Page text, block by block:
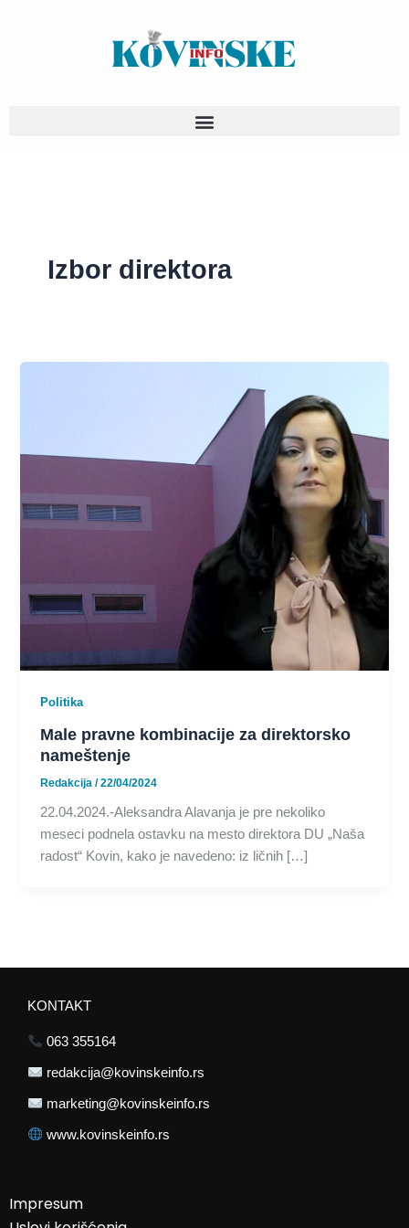
Izbor direktora
Politika
Male pravne kombinacije za direktorsko
nameštenje
Redakcija/22/04/2024
22.04.2024.-Aleksandra Alavanja je pre nekoliko
meseci podnela ostavku na mesto direktora DU „Naša
radost“ Kovin, kako je navedeno: iz ličnih […]
KONTAKT
063 355164
redakcija@kovinskeinfo.rs
marketing@kovinskeinfo.rs
www.kovinskeinfo.rs
Impresum